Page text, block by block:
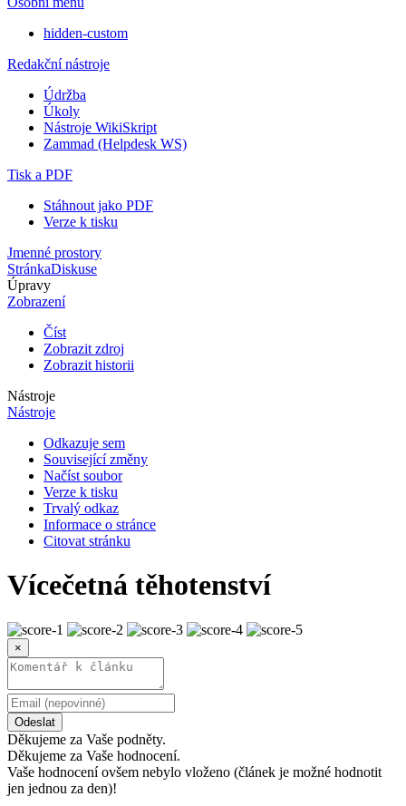
hidden-custom
Redakční nástroje
Údržba
Úkoly
Nástroje WikiSkript
Zammad (Helpdesk WS)
Tisk a PDF
Stáhnout jako PDF
Verze k tisku
Jmenné prostory
StránkaDiskuse
Úpravy
Zobrazení
Číst
Zobrazit zdroj
Zobrazit historii
Nástroje
Nástroje
Odkazuje sem
Související změny
Načíst soubor
Verze k tisku
Trvalý odkaz
Informace o stránce
Citovat stránku
Vícečetná těhotenství
×
Odeslat
Děkujeme za Vaše podněty.
Děkujeme za Vaše hodnocení.
Vaše hodnocení ovšem nebylo vloženo (článek je možné hodnotit
jen jednou za den)!